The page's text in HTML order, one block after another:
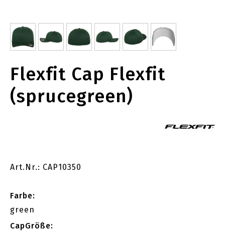
Flexfit Cap Flexfit
(sprucegreen)
Art.Nr.: CAP10350
Farbe:
green
CapGröße: